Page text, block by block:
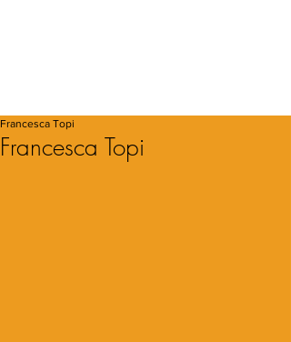
Francesca Topi
Francesca Topi